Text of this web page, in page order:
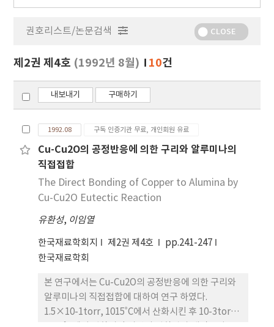
행
보
기
권호리스트/논문검색 CLOSE
제2권 제4호 (1992년 8월) 10건
내보내기 구매하기
1992.08 구독 인증기관 무료, 개인회원 유료
Cu-Cu2O의 공정반응에 의한 구리와 알루미나의
직접접합
The Direct Bonding of Copper to Alumina by
Cu-Cu2O Eutectic Reaction
유환성, 이임열
한국재료학회지 제2권 제4호
pp.241-247
한국재료학회
본 연구에서는 Cu-Cu2O의 공정반응에 의한 구리와
알루미나의 직접접합에 대하여 연구 하였다.
1.5×10-1torr, 1015˚C에서 산화시킨 후 10-3torr,